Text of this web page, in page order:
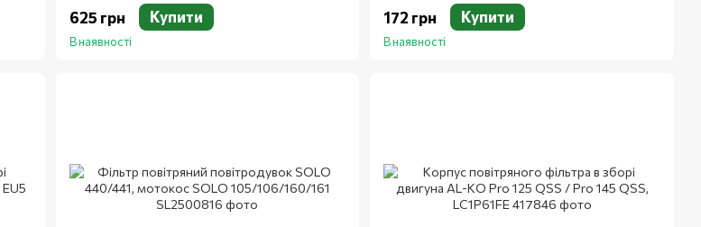
625 грн Купити
В наявності
172 грн Купити
В наявності